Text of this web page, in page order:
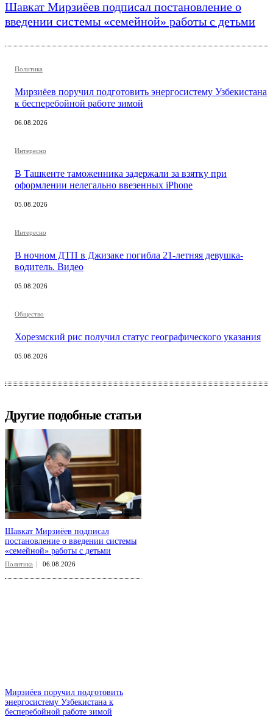
Шавкат Мирзиёев подписал постановление о
введении системы «семейной» работы с детьми
Политика
Мирзиёев поручил подготовить энергосистему Узбекистана
к бесперебойной работе зимой
06.08.2026
Интересно
В Ташкенте таможенника задержали за взятку при
оформлении нелегально ввезенных iPhone
05.08.2026
Интересно
В ночном ДТП в Джизаке погибла 21-летняя девушка-
водитель. Видео
05.08.2026
Общество
Хорезмский рис получил статус географического указания
05.08.2026
Другие подобные статьи
Шавкат Мирзиёев подписал
постановление о введении системы
«семейной» работы с детьми
Политика 06.08.2026
Мирзиёев поручил подготовить
энергосистему Узбекистана к
бесперебойной работе зимой